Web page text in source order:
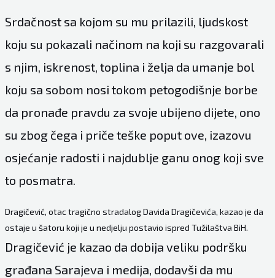
Srdačnost sa kojom su mu prilazili, ljudskost
koju su pokazali načinom na koji su razgovarali
s njim, iskrenost, toplina i želja da umanje bol
koju sa sobom nosi tokom petogodišnje borbe
da pronađe pravdu za svoje ubijeno dijete, ono
su zbog čega i priče teške poput ove, izazovu
osjećanje radosti i najdublje ganu onog koji sve
to posmatra.
Dragičević, otac tragično stradalog Davida Dragičevića, kazao je da
ostaje u šatoru koji je u nedjelju postavio ispred Tužilaštva BiH.
Dragičević je kazao da dobija veliku podršku
građana Sarajeva i medija, dodavši da mu